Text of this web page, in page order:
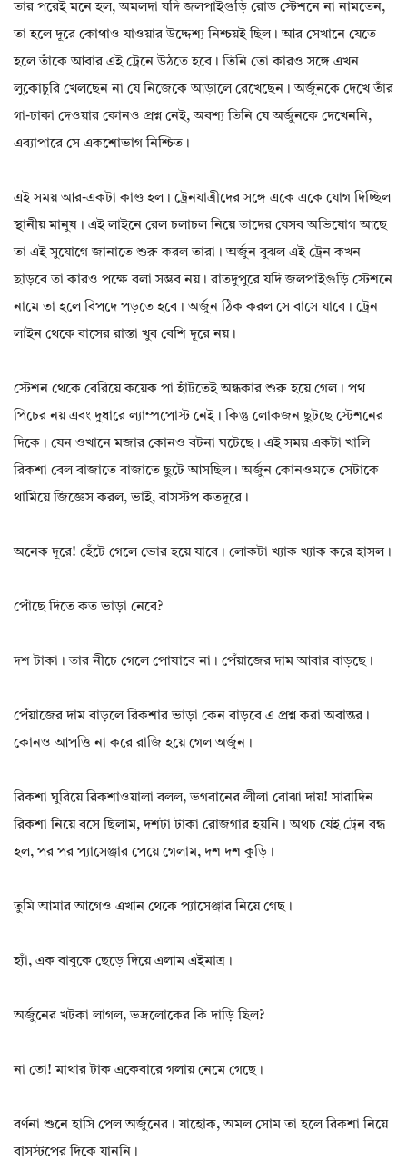
তার পরেই মনে হল, অমলদা যদি জলপাইগুড়ি রোড স্টেশনে না নামতেন,
তা হলে দূরে কোথাও যাওয়ার উদ্দেশ্য নিশ্চয়ই ছিল। আর সেখানে যেতে
হলে তাঁকে আবার এই ট্রেনে উঠতে হবে। তিনি তো কারও সঙ্গে এখন
লুকোচুরি খেলছেন না যে নিজেকে আড়ালে রেখেছেন। অর্জুনকে দেখে তাঁর
গা-ঢাকা দেওয়ার কোনও প্রশ্ন নেই, অবশ্য তিনি যে অর্জুনকে দেখেননি,
এব্যাপারে সে একশোভাগ নিশ্চিত।
এই সময় আর-একটা কাণ্ড হল। ট্রেনযাত্রীদের সঙ্গে একে একে যোগ দিচ্ছিল
স্থানীয় মানুষ। এই লাইনে রেল চলাচল নিয়ে তাদের যেসব অভিযোগ আছে
তা এই সুযোগে জানাতে শুরু করল তারা। অর্জুন বুঝল এই ট্রেন কখন
ছাড়বে তা কারও পক্ষে বলা সম্ভব নয়। রাতদুপুরে যদি জলপাইগুড়ি স্টেশনে
নামে তা হলে বিপদে পড়তে হবে। অর্জুন ঠিক করল সে বাসে যাবে। ট্রেন
লাইন থেকে বাসের রাস্তা খুব বেশি দূরে নয়।
স্টেশন থেকে বেরিয়ে কয়েক পা হাঁটতেই অন্ধকার শুরু হয়ে গেল। পথ
পিচের নয় এবং দুধারে ল্যাম্পপোস্ট নেই। কিন্তু লোকজন ছুটছে স্টেশনের
দিকে। যেন ওখানে মজার কোনও বটনা ঘটেছে। এই সময় একটা খালি
রিকশা বেল বাজাতে বাজাতে ছুটে আসছিল। অর্জুন কোনওমতে সেটাকে
থামিয়ে জিজ্ঞেস করল, ভাই, বাসস্টপ কতদূরে।
অনেক দূরে! হেঁটে গেলে ভোর হয়ে যাবে। লোকটা খ্যাক খ্যাক করে হাসল।
পোঁছে দিতে কত ভাড়া নেবে?
দশ টাকা। তার নীচে গেলে পোষাবে না। পেঁয়াজের দাম আবার বাড়ছে।
পেঁয়াজের দাম বাড়লে রিকশার ভাড়া কেন বাড়বে এ প্রশ্ন করা অবান্তর।
কোনও আপত্তি না করে রাজি হয়ে গেল অর্জুন।
রিকশা ঘুরিয়ে রিকশাওয়ালা বলল, ভগবানের লীলা বোঝা দায়! সারাদিন
রিকশা নিয়ে বসে ছিলাম, দশটা টাকা রোজগার হয়নি। অথচ যেই ট্রেন বন্ধ
হল, পর পর প্যাসেঞ্জার পেয়ে গেলাম, দশ দশ কুড়ি।
তুমি আমার আগেও এখান থেকে প্যাসেঞ্জার নিয়ে গেছ।
হ্যাঁ, এক বাবুকে ছেড়ে দিয়ে এলাম এইমাত্র।
অর্জুনের খটকা লাগল, ভদ্রলোকের কি দাড়ি ছিল?
না তো! মাথার টাক একেবারে গলায় নেমে গেছে।
বর্ণনা শুনে হাসি পেল অর্জুনের। যাহোক, অমল সোম তা হলে রিকশা নিয়ে
বাসস্টপের দিকে যাননি।